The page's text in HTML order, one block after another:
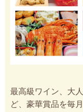
最高級ワイン、大
ど、豪華賞品を毎